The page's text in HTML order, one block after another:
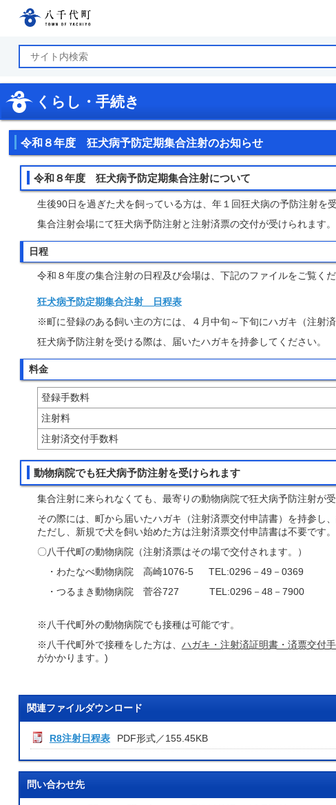
くらし・手続き
令和８年度 狂犬病予防定期集合注射のお知らせ
令和８年度 狂犬病予防定期集合注射について
生後90日を過ぎた犬を飼っている方は、年１回狂犬病の予防注射を
集合注射会場にて狂犬病予防注射と注射済票の交付が受けられます。
日程
令和８年度の集合注射の日程及び会場は、下記のファイルをご覧くだ
狂犬病予防定期集合注射 日程表
※町に登録のある飼い主の方には、４月中旬～下旬にハガキ（注射
狂犬病予防注射を受ける際は、届いたハガキを持参してください。
料金
登録手数料
注射料
注射済交付手数料
動物病院でも狂犬病予防注射を受けられます
集合注射に来られなくても、最寄りの動物病院で狂犬病予防注射が受
その際には、町から届いたハガキ（注射済票交付申請書）を持参し
ただし、新規で犬を飼い始めた方は注射済票交付申請書は不要です。
〇八千代町の動物病院（注射済票はその場で交付されます。）
・わたなべ動物病院 高崎1076-5 TEL:0296－49－0369
・つるまき動物病院 菅谷727 TEL:0296－48－7900
※八千代町外の動物病院でも接種は可能です。
※八千代町外で接種をした方は、 ハガキ・注射済証明書・済票交付
がかかります。)
関連ファイルダウンロード
R8注射日程表 PDF形式／155.45KB
問い合わせ先